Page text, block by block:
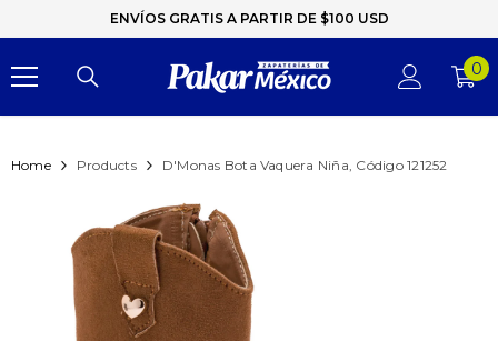
ENVÍOS GRATIS A PARTIR DE $100 USD
00
Home Products D'Monas Bota Vaquera Niña, Código 121252